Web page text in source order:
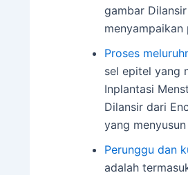
gambar
Proses
sel epitel yang
Inplantasi
Dilansir dari
yang
Perunggu dan
adalah